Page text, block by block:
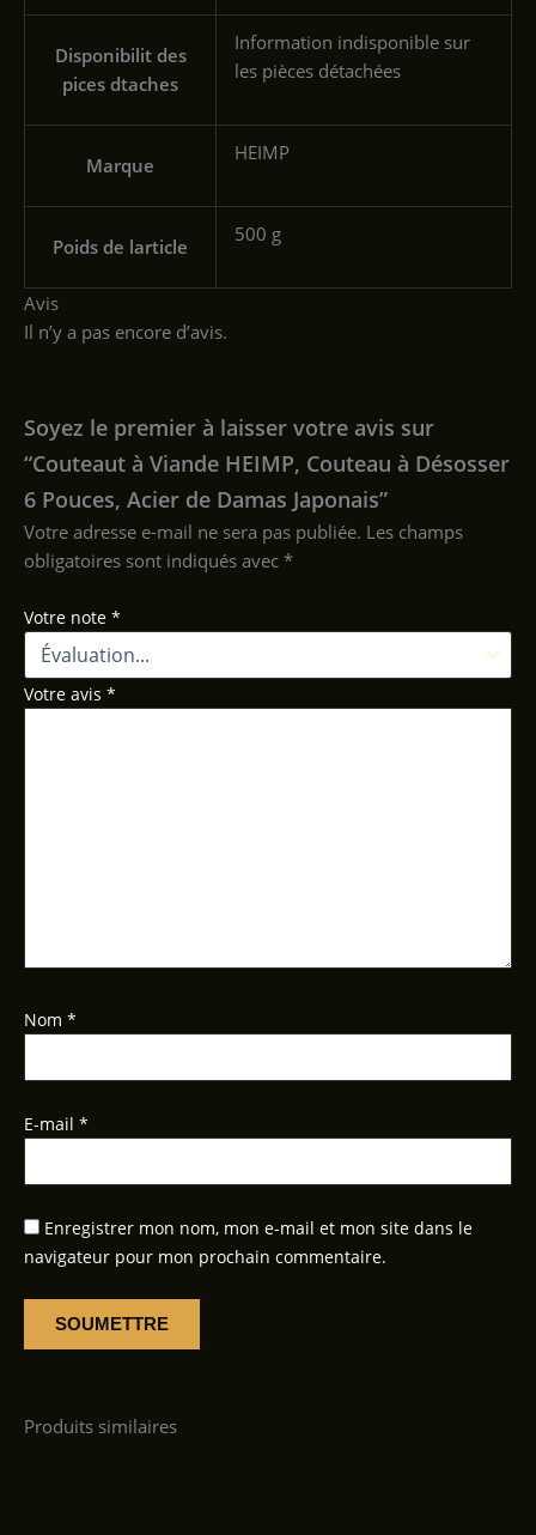
Disponibilit des
pices dtaches
‎Information indisponible sur
les pièces détachées
Marque
‎HEIMP
Poids de larticle
‎500 g
Avis
Il n’y a pas encore d’avis.
Soyez le premier à laisser votre avis sur
“Couteaut à Viande HEIMP, Couteau à Désosser
6 Pouces, Acier de Damas Japonais”
Votre adresse e-mail ne sera pas publiée. Les champs
obligatoires sont indiqués avec *
Votre note *
Votre avis *
Nom *
E-mail *
Enregistrer mon nom, mon e-mail et mon site dans le
navigateur pour mon prochain commentaire.
Produits similaires